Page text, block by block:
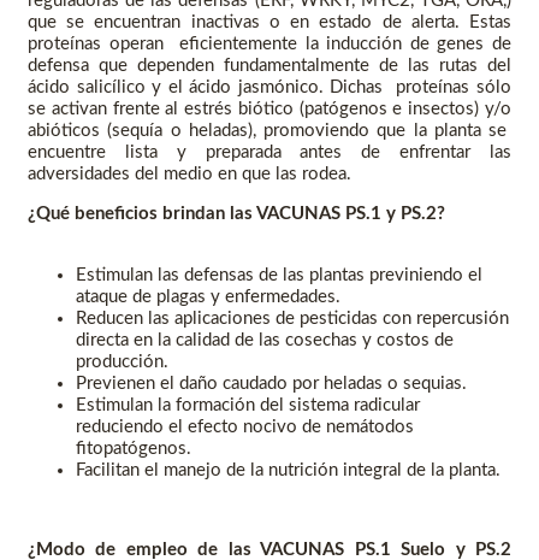
que se encuentran inactivas o en estado de alerta. Estas
proteínas operan eficientemente la inducción de genes de
defensa que dependen fundamentalmente de las rutas del
ácido salicílico y el ácido jasmónico. Dichas proteínas sólo
se activan frente al estrés biótico (patógenos e insectos) y/o
abióticos (sequía o heladas), promoviendo que la planta se
encuentre lista y preparada antes de enfrentar las
adversidades del medio en que las rodea.
¿Qué beneficios brindan las VACUNAS PS.1 y PS.2?
Estimulan las defensas de las plantas previniendo el
ataque de plagas y enfermedades.
Reducen las aplicaciones de pesticidas con repercusión
directa en la calidad de las cosechas y costos de
producción.
Previenen el daño caudado por heladas o sequias.
Estimulan la formación del sistema radicular
reduciendo el efecto nocivo de nemátodos
fitopatógenos.
Facilitan el manejo de la nutrición integral de la planta.
¿Modo de empleo de las VACUNAS PS.1 Suelo y PS.2